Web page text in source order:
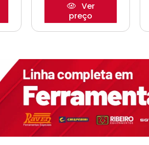
Ver
preço